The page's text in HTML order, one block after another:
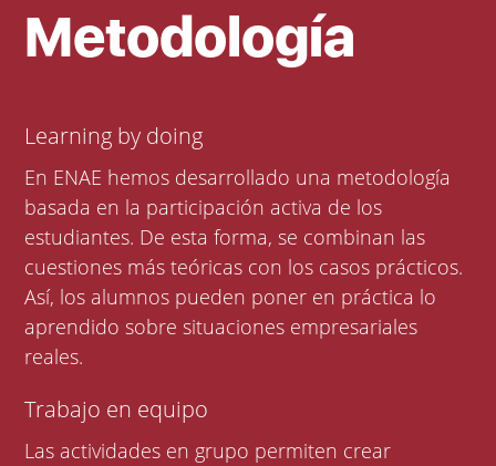
Metodología
Learning by doing
En ENAE hemos desarrollado una metodología
basada en la participación activa de los
estudiantes. De esta forma, se combinan las
cuestiones más teóricas con los casos prácticos.
Así, los alumnos pueden poner en práctica lo
aprendido sobre situaciones empresariales
reales.
Trabajo en equipo
Las actividades en grupo permiten crear